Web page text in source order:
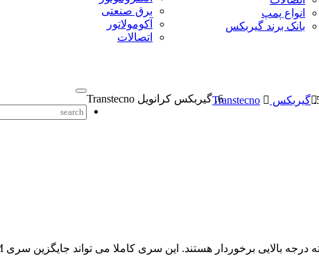
انواع پمپ
بانک برند گیربکس
برق صنعتی
آکومولاتور
اتصالات
گیربکس Transtecno گیربکس کرانویل Transtecno